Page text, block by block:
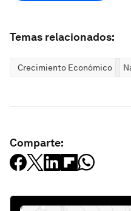
Temas relacionados:
Crecimiento Económico
Comparte: